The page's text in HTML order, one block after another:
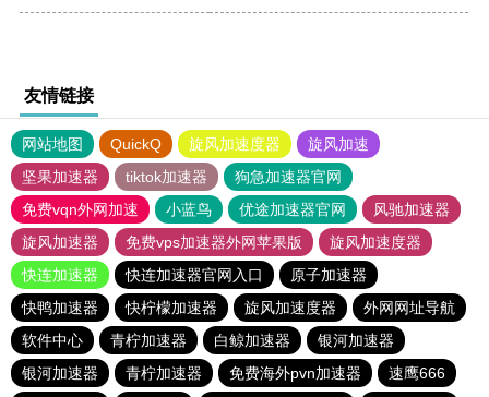
友情链接
网站地图 QuickQ 旋风加速度器
旋风加速
坚果加速器
tiktok加速器
狗急加速器官网
免费vqn外网加速
小蓝鸟 优途加速器官网
风驰加速器
旋风加速器
免费vps加速器外网苹果版
旋风加速度器
快连加速器
快连加速器官网入口
原子加速器
快鸭加速器
快柠檬加速器 旋风加速度器
外网网址导航
软件中心
青柠加速器 白鲸加速器
银河加速器
银河加速器
青柠加速器 免费海外pvn加速器 速鹰666